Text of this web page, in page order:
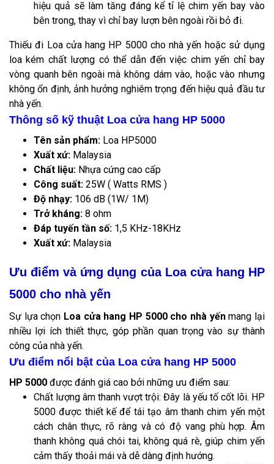
hiệu quả sẽ làm tăng đáng kể tỉ lệ chim yến bay vào
bên trong, thay vì chỉ bay lượn bên ngoài rồi bỏ đi.
Thiếu đi Loa cửa hang HP 5000 cho nhà yến hoặc sử dụng
loa kém chất lượng có thể dẫn đến việc chim yến chỉ bay
vòng quanh bên ngoài mà không dám vào, hoặc vào nhưng
không ổn định, ảnh hưởng nghiêm trọng đến hiệu quả đầu tư
nhà yến.
Thông số kỹ thuật Loa cửa hang HP 5000
Tên sản phẩm: Loa HP5000
Xuất xứ: Malaysia
Chất liệu: Nhựa cứng cao cấp
Công suất: 25W ( Watts RMS )
Độ nhạy: 106 dB (1W/ 1M)
Trở kháng: 8 ohm
Đáp tuyến tần số: 1,5 KHz-18KHz
Xuất xứ: Malaysia
Ưu điểm và ứng dụng của Loa cửa hang HP
5000 cho nhà yến
Sự lựa chọn Loa cửa hang HP 5000 cho nhà yếnmang lại
nhiều lợi ích thiết thực, góp phần quan trọng vào sự thành
công của nhà yến.
Ưu điểm nổi bật của Loa cửa hang HP 5000
HP 5000 được đánh giá cao bởi những ưu điểm sau:
Chất lượng âm thanh vượt trội: Đây là yếu tố cốt lõi. HP
5000 được thiết kế để tái tạo âm thanh chim yến một
cách chân thực, rõ ràng và có độ vang phù hợp. Âm
thanh không quá chói tai, không quá rè, giúp chim yến
cảm thấy thoải mái và dễ dàng định hướng.